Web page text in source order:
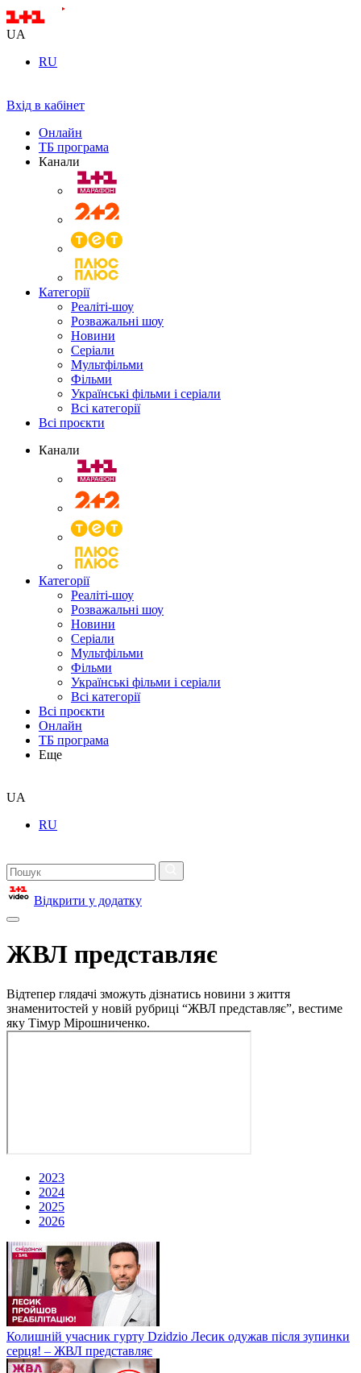
UA
RU
Вхід в кабінет
Онлайн
ТБ програма
Канали
Категорії
Реаліті-шоу
Розважальні шоу
Новини
Серіали
Мультфільми
Фільми
Українські фільми і серіали
Всі категорії
Всі проєкти
Канали
Категорії
Реаліті-шоу
Розважальні шоу
Новини
Серіали
Мультфільми
Фільми
Українські фільми і серіали
Всі категорії
Всі проєкти
Онлайн
ТБ програма
Еще
UA
RU
Відкрити у додатку
ЖВЛ представляє
Відтепер глядачі зможуть дізнатись новини з життя
знаменитостей у новій рубриці “ЖВЛ представляє”, вестиме
яку Тімур Мірошниченко.
2023
2024
2025
2026
Колишній учасник гурту Dzidzio Лесик одужав після зупинки
серця! – ЖВЛ представляє